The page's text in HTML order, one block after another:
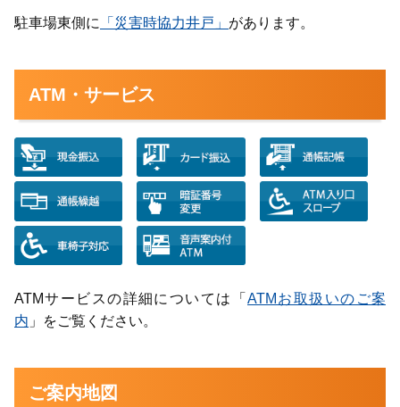
駐車場東側に 「災害時協力井戸」 があります。
ATM・サービス
ATMサービスの詳細については「 ATMお取扱いのご案
内 」をご覧ください。
ご案内地図